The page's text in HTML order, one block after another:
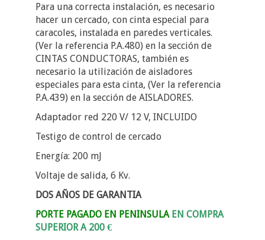
Para una correcta instalación, es necesario
hacer un cercado, con cinta especial para
caracoles, instalada en paredes verticales.
(Ver la referencia P.A.480) en la sección de
CINTAS CONDUCTORAS, también es
necesario la utilización de aisladores
especiales para esta cinta, (Ver la referencia
P.A.439) en la sección de AISLADORES.
Adaptador red 220 V/ 12 V, INCLUIDO
Testigo de control de cercado
Energía: 200 mJ
Voltaje de salida, 6 Kv.
DOS AÑOS DE GARANTIA
PORTE PAGADO EN PENINSULA EN COMPRA
SUPERIOR A 200 €